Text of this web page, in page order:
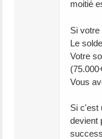
moitié
Si
Le
Votre
Vous
Si c'est
devient